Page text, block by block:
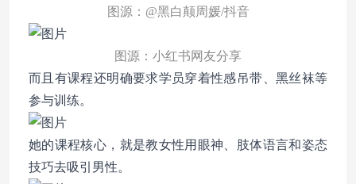
图源：@黑白颠周媛/抖音
图源：小红书网友分享
而且有课程还明确要求学员穿着性感吊带、黑丝袜等
参与训练。
她的课程核心，就是教女性用眼神、肢体语言和姿态
技巧去吸引男性。